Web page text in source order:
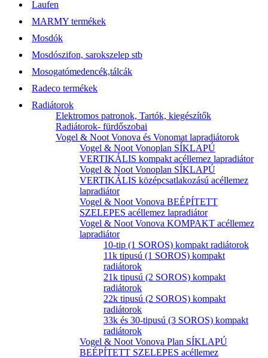
Laufen
MARMY termékek
Mosdók
Mosdószifon, sarokszelep stb
Mosogatómedencék,tálcák
Radeco termékek
Radiátorok
Elektromos patronok, Tartók, kiegészítők
Radiátorok- fürdőszobai
Vogel & Noot Vonova és Vonomat lapradiátorok
Vogel & Noot Vonoplan SÍKLAPÚ
VERTIKÁLIS kompakt acéllemez lapradiátor
Vogel & Noot Vonoplan SÍKLAPÚ
VERTIKÁLIS középcsatlakozású acéllemez
lapradiátor
Vogel & Noot Vonova BEÉPÍTETT
SZELEPES acéllemez lapradiátor
Vogel & Noot Vonova KOMPAKT acéllemez
lapradiátor
10-tip (1 SOROS) kompakt radiátorok
11k tipusú (1 SOROS) kompakt
radiátorok
21k tipusú (2 SOROS) kompakt
radiátorok
22k tipusú (2 SOROS) kompakt
radiátorok
33k és 30-tipusú (3 SOROS) kompakt
radiátorok
Vogel & Noot Vonova Plan SÍKLAPÚ
BEÉPÍTETT SZELEPES acéllemez